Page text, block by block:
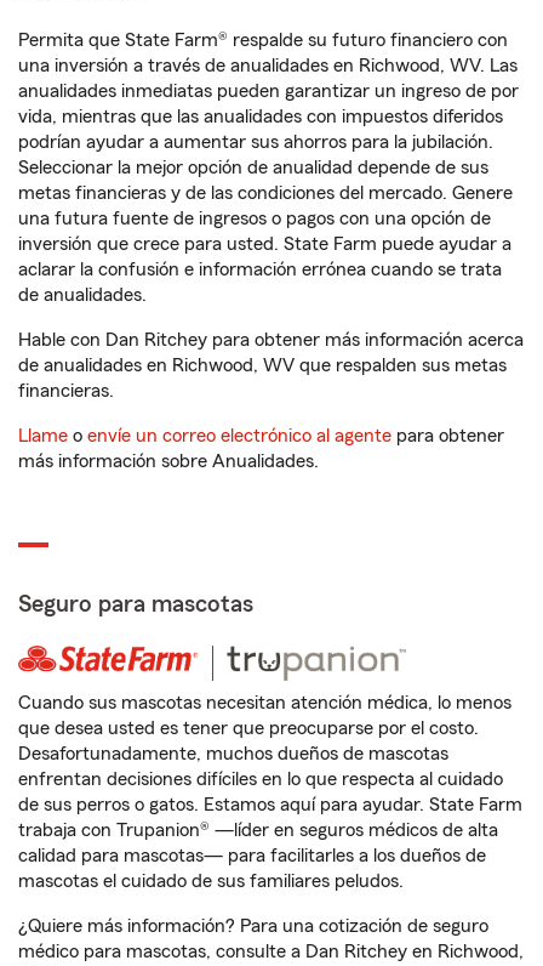
Permita que State Farm® respalde su futuro financiero con
una inversión a través de anualidades en Richwood, WV. Las
anualidades inmediatas pueden garantizar un ingreso de por
vida, mientras que las anualidades con impuestos diferidos
podrían ayudar a aumentar sus ahorros para la jubilación.
Seleccionar la mejor opción de anualidad depende de sus
metas financieras y de las condiciones del mercado. Genere
una futura fuente de ingresos o pagos con una opción de
inversión que crece para usted. State Farm puede ayudar a
aclarar la confusión e información errónea cuando se trata
de anualidades.
Hable con Dan Ritchey para obtener más información acerca
de anualidades en Richwood, WV que respalden sus metas
financieras.
Llame o envíe un correo electrónico al agente para obtener
más información sobre Anualidades.
Seguro para mascotas
Cuando sus mascotas necesitan atención médica, lo menos
que desea usted es tener que preocuparse por el costo.
Desafortunadamente, muchos dueños de mascotas
enfrentan decisiones difíciles en lo que respecta al cuidado
de sus perros o gatos. Estamos aquí para ayudar. State Farm
trabaja con Trupanion® —líder en seguros médicos de alta
calidad para mascotas— para facilitarles a los dueños de
mascotas el cuidado de sus familiares peludos.
¿Quiere más información? Para una cotización de seguro
médico para mascotas, consulte a Dan Ritchey en Richwood,